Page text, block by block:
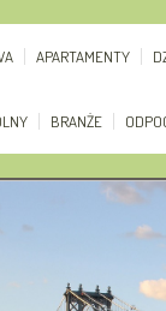
APARTAMENTY
BRANŻE